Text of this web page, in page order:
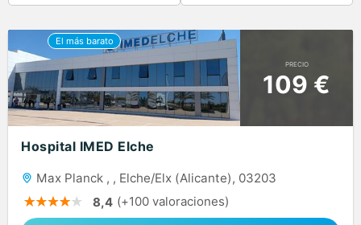
PRECIO
109 €
Hospital IMED Elche
Max Planck , , Elche/Elx (Alicante), 03203
8,4 (+100 valoraciones)